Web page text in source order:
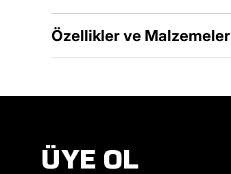
Özellikler ve Malzemeler
ÜYE OL